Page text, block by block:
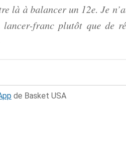
là à balancer un 12e. Je
franc plutôt que de
de Basket USA